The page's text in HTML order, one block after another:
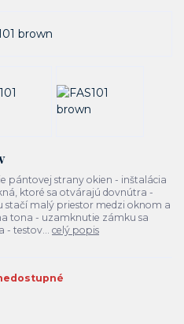
pántovej strany okien - inštalácia
ktoré sa otvárajú dovnútra -
stačí malý priestor medzi oknom a
tona - uzamknutie zámku sa
- testov... celý popis